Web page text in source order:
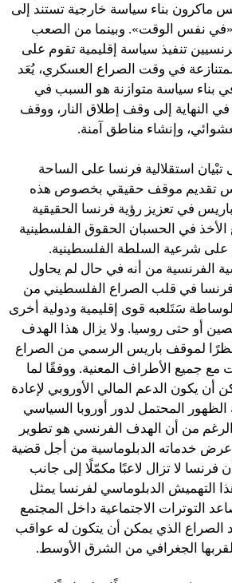
ماكرون بناء سياسة خارجية تستند إلى
«في نفس الوقت». وبينما من الصعب
تنفيذ سياسة إقليمية تقوم على
في وقت الصراع العسكري، يُعَد
بناء سياسة متوازنة هو السبب في
النهاية إلى وقف إطلاق النار، ووقف
وإنشاء مناطق آمنة.
استقلالية فرنسا على الساحة
تقديم موقف حقيقي بخصوص هذه
في تعزيز رؤية فرنسا الحقيقية
الأخذ في الحسبان الحقوق الفلسطينية
شرعية السلطة الفلسطينية.
الفرنسية من أنه في حال لم يحاول
في قلب الصراع الفلسطيني من
سَتَلعبه قوى إقليمية ودولية أخرى
أو حتى روسيا. ولا يزال هذا الهدف
نظرًا لموقف باريس الرسمي من الصراع
مع جميع الأطراف المعنية. ووفقًا لما
يكون الدعم المالي الأوروبي لإعادة
المحتمل لدور أوروبا السياسي
من أن الهدف الفرنسي هو تطوير
خدماته الدبلوماسية من أجل قضية
فرنسا لا تزال لاعبًا مكمّلًا إلى جانب
هذا التهميش الدبلوماسي لفرنسا يمثل
التوترات الاجتماعية داخل المجتمع
الصراع الذي يمكن أن يتكون له عواقب
الجغرافي من الشرق الأوسط.